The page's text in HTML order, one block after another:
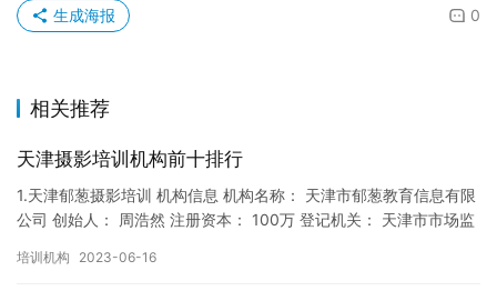
0
生成海报
相关推荐
天津摄影培训机构前十排行
1.天津郁葱摄影培训 机构信息 机构名称： 天津市郁葱教育信息有限
公司 创始人： 周浩然 注册资本： 100万 登记机关： 天津市市场监
培训机构 2023-06-16